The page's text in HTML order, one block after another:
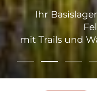
Ihr
mit Trails und